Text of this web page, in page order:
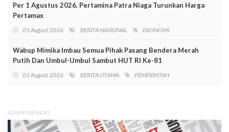
Per 1 Agustus 2026, Pertamina Patra Niaga Turunkan Harga
Pertamax
01 August 2026 BERITA NASIONAL EKONOMI
Wabup Mimika Imbau Semua Pihak Pasang Bendera Merah
Putih Dan Umbul-Umbul Sambut HUT RI Ke-81
01 August 2026 BERITA UTAMA PEMERINTAH
ADVERTISEMENT